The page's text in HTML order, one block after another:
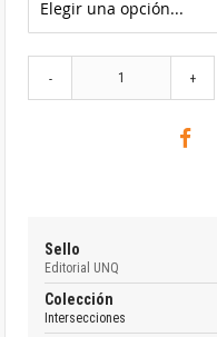
- +
Sello
Editorial UNQ
Colección
Intersecciones